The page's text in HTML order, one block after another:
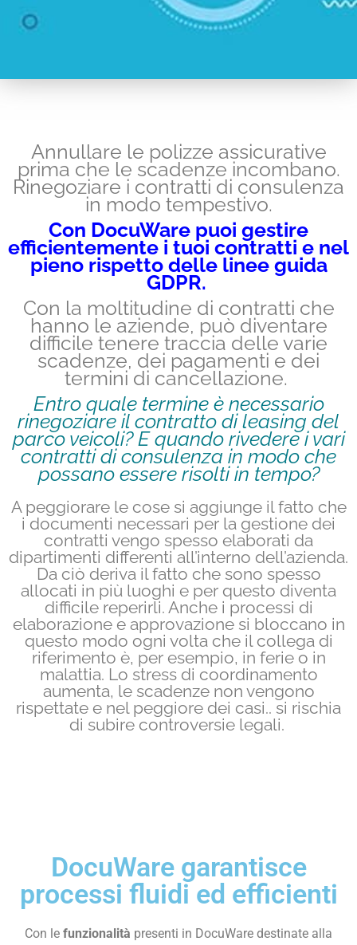
Annullare le polizze assicurative
prima che le scadenze incombano.
Rinegoziare i contratti di consulenza
in modo tempestivo.
Con DocuWare puoi gestire
efficientemente i tuoi contratti e nel
pieno rispetto delle linee guida
GDPR.
Con la moltitudine di contratti che
hanno le aziende, può diventare
difficile tenere traccia delle varie
scadenze, dei pagamenti e dei
termini di cancellazione.
Entro quale termine è necessario
rinegoziare il contratto di leasing del
parco veicoli? E quando rivedere i vari
contratti di consulenza in modo che
possano essere risolti in tempo?
A peggiorare le cose si aggiunge il fatto che
i documenti necessari per la gestione dei
contratti vengo spesso elaborati da
dipartimenti differenti all’interno dell’azienda.
Da ciò deriva il fatto che sono spesso
allocati in più luoghi e per questo diventa
difficile reperirli. Anche i processi di
elaborazione e approvazione si bloccano in
questo modo ogni volta che il collega di
riferimento è, per esempio, in ferie o in
malattia. Lo stress di coordinamento
aumenta, le scadenze non vengono
rispettate e nel peggiore dei casi.. si rischia
di subire controversie legali.
DocuWare garantisce
processi fluidi ed efficienti
Con le funzionalità presenti in DocuWare destinate alla